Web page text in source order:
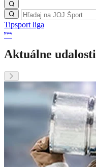
Tipsport liga
Aktuálne udalosti